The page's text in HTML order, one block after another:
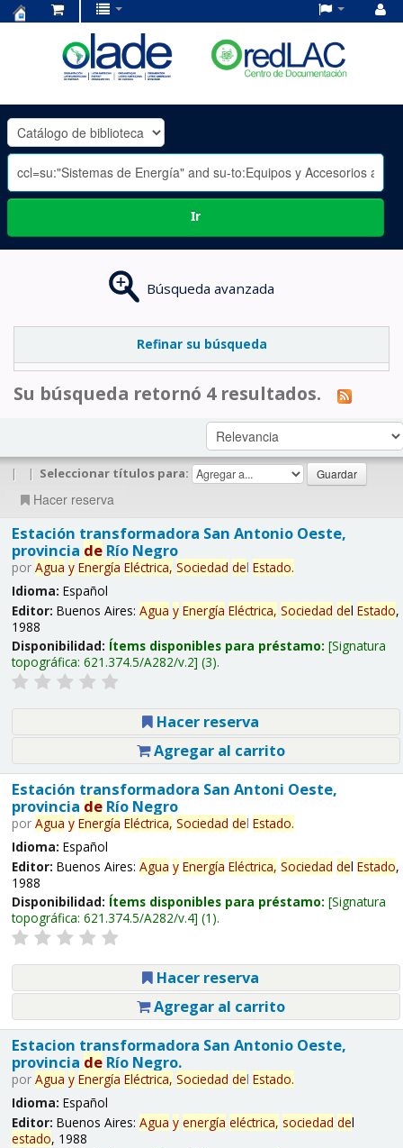
OLADE
-
Ir
Búsqueda avanzada
Refinar su búsqueda
Su búsqueda retornó 4 resultados.
| | Seleccionar títulos para:
Hacer reserva
Estación transformadora San Antonio Oeste,
provincia deRío Negro
por Agua y Energía Eléctrica, Sociedad del Estado.
Idioma: Español
Editor: Buenos Aires: Agua y Energía Eléctrica, Sociedad del Estado,
1988
Disponibilidad: Ítems disponibles para préstamo: Signatura
topográfica: 621.374.5/A282/v.2 (3).
Hacer reserva
Agregar al carrito
Estación transformadora San Antoni Oeste,
provincia deRío Negro
por Agua y Energía Eléctrica, Sociedad del Estado.
Idioma: Español
Editor: Buenos Aires: Agua y Energía Eléctrica, Sociedad del Estado,
1988
Disponibilidad: Ítems disponibles para préstamo: Signatura
topográfica: 621.374.5/A282/v.4 (1).
Hacer reserva
Agregar al carrito
Estacion transformadora San Antonio Oeste,
provincia deRío Negro.
por Agua y Energía Eléctrica, Sociedad del Estado.
Idioma: Español
Editor: Buenos Aires: Agua y energía eléctrica, sociedad del
estado, 1988